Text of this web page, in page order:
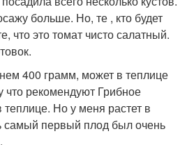
больше. Но, те , кто будет
что это томат чисто салатный.
400 грамм, может в теплице
что рекомендуют Грибное
Но у меня растет в
самый первый плод был очень